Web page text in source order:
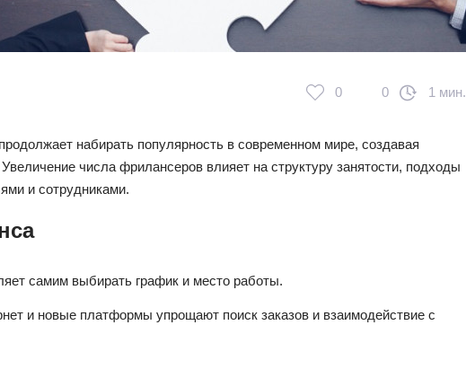
0 0 1 мин.
набирать популярность в современном мире, создавая
числа фрилансеров влияет на структуру занятости, подходы
и сотрудниками.
самим выбирать график и место работы.
и новые платформы упрощают поиск заказов и взаимодействие с